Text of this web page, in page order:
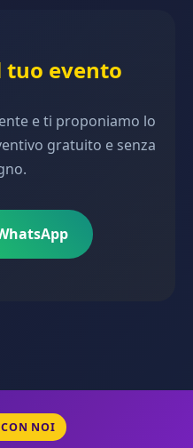
tuo evento
e ti proponiamo lo
gratuito e senza
NOI